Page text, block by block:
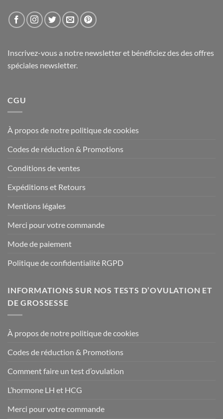
Inscrivez-vous a notre newsletter et bénéficiez des des offres
spéciales newsletter.
CGU
À propos de notre politique de cookies
Codes de réduction & Promotions
Conditions de ventes
Expéditions et Retours
Mentions légales
Merci pour votre commande
Mode de paiement
Politique de confidentialité RGPD
INFORMATIONS SUR NOS TESTS D’OVULATION ET
DE GROSSESSE
À propos de notre politique de cookies
Codes de réduction & Promotions
Comment faire un test d’ovulation
L’hormone LH et HCG
Merci pour votre commande